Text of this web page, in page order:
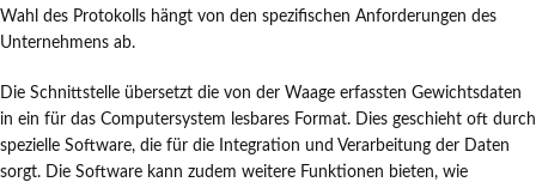
Wahl des Protokolls hängt von den spezifischen Anforderungen des
Unternehmens ab.
Die Schnittstelle übersetzt die von der Waage erfassten Gewichtsdaten
in ein für das Computersystem lesbares Format. Dies geschieht oft durch
spezielle Software, die für die Integration und Verarbeitung der Daten
sorgt. Die Software kann zudem weitere Funktionen bieten, wie